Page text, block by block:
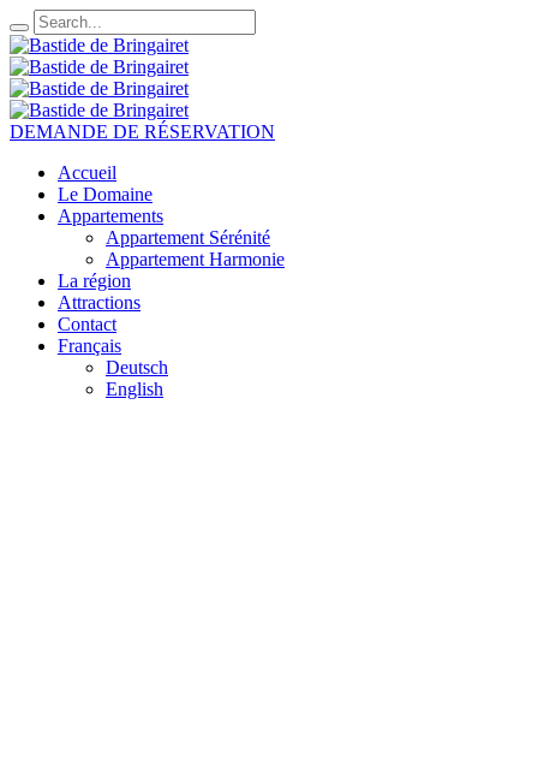
DEMANDE DE RÉSERVATION
Accueil
Le Domaine
Appartements
Appartement Sérénité
Appartement Harmonie
La région
Attractions
Contact
Français
Deutsch
English